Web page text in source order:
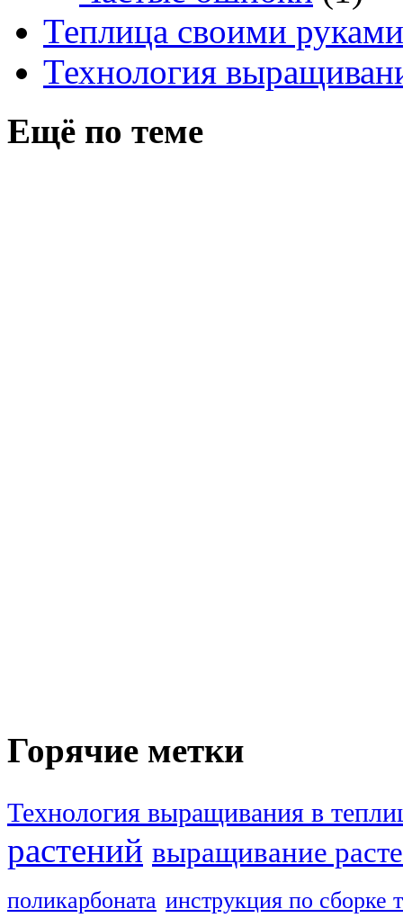
Теплица своими руками
Технология
Ещё по теме
Горячие метки
Технология выращивания в
растений выращивание
поликарбоната инструкция по сборке